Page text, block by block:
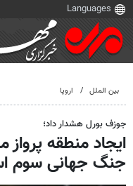
بین الملل اروپا
جوزف بورل هشدار داد؛
ایجاد منطقه پرواز
جنگ جهانی سوم